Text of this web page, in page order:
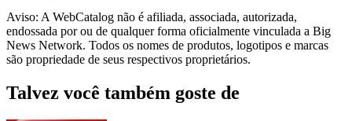
Aviso: A WebCatalog não é afiliada, associada, autorizada,
endossada por ou de qualquer forma oficialmente vinculada a Big
News Network. Todos os nomes de produtos, logotipos e marcas
são propriedade de seus respectivos proprietários.
Talvez você também goste de